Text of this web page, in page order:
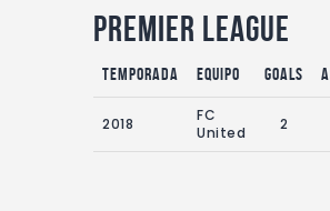
Premier League
temporada equipo Goals
2018
FC
United
2